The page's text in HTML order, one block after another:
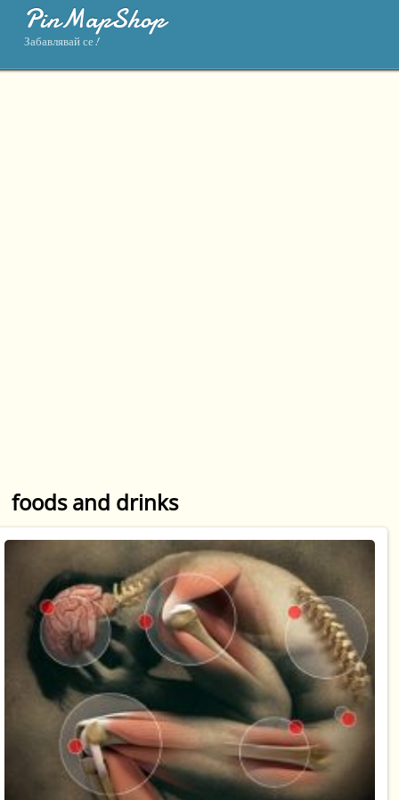
PinMapShop
Забавлявай се!
foods and drinks